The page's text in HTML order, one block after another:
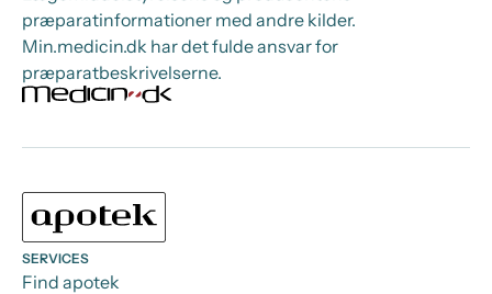
præparatinformationer med andre kilder.
Min.medicin.dk har det fulde ansvar for
præparatbeskrivelserne.
SERVICES
Find apotek